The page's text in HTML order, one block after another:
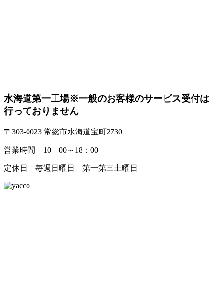
水海道第一工場※一般のお客様のサービス受付は
行っておりません
〒303-0023 常総市水海道宝町2730
営業時間 10：00～18：00
定休日 毎週日曜日 第一第三土曜日